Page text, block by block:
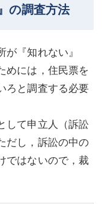
の調査方法
『知れない』
めには，住民票を
ろと調査する必要
して申立人（訴訟
だし，訴訟の中の
ではないので，裁